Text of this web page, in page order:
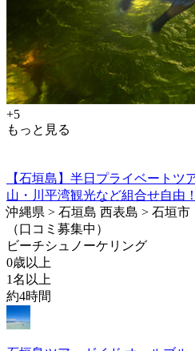
+5
もっと見る
【石垣島】半日プライベート
山・川平湾観光など組合せ自由！
沖縄県 > 石垣島 西表島 > 石垣市
（口コミ募集中）
ビーチシュノーケリング
0歳以上
1名以上
約4時間